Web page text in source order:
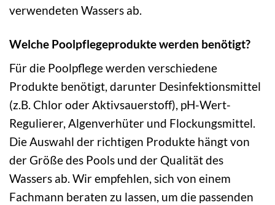
verwendeten Wassers ab.
Welche Poolpflegeprodukte werden benötigt?
Für die Poolpflege werden verschiedene
Produkte benötigt, darunter Desinfektionsmittel
(z.B. Chlor oder Aktivsauerstoff), pH-Wert-
Regulierer, Algenverhüter und Flockungsmittel.
Die Auswahl der richtigen Produkte hängt von
der Größe des Pools und der Qualität des
Wassers ab. Wir empfehlen, sich von einem
Fachmann beraten zu lassen, um die passenden